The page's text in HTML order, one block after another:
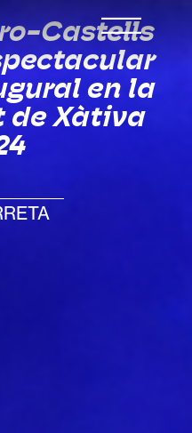
Castells
en la
de Xàtiva